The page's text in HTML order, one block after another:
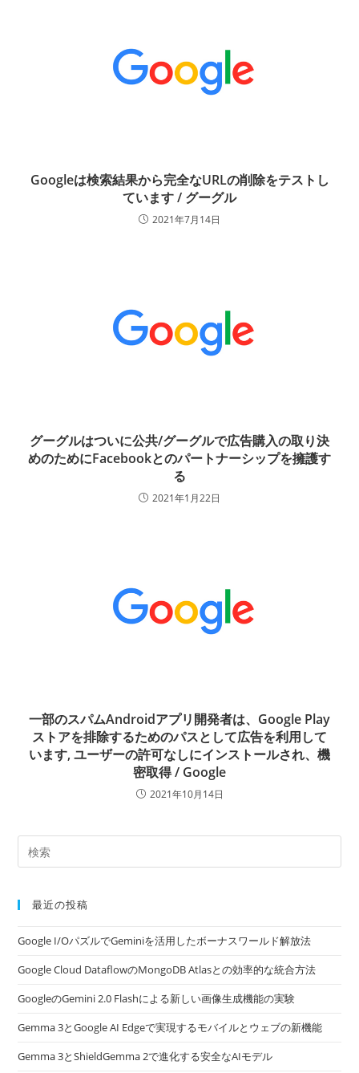
Googleは検索結果から完全なURLの削除をテストし
ています / グーグル
2021年7月14日
グーグルはついに公共/グーグルで広告購入の取り決
めのためにFacebookとのパートナーシップを擁護す
る
2021年1月22日
一部のスパムAndroidアプリ開発者は、Google Play
ストアを排除するためのパスとして広告を利用して
います, ユーザーの許可なしにインストールされ、機
密取得 / Google
2021年10月14日
最近の投稿
Google I/OパズルでGeminiを活用したボーナスワールド解放法
Google Cloud DataflowのMongoDB Atlasとの効率的な統合方法
GoogleのGemini 2.0 Flashによる新しい画像生成機能の実験
Gemma 3とGoogle AI Edgeで実現するモバイルとウェブの新機能
Gemma 3とShieldGemma 2で進化する安全なAIモデル